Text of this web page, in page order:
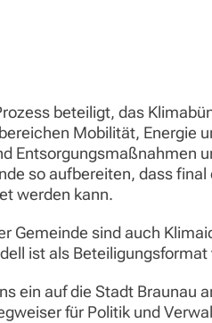
beteiligt, das
Mobilität, Energie
Entsorgungsmaßnahmen
so aufbereiten, dass
werden kann.
Gemeinde sind auch
ist als Beteiligungsformat
ein auf die Stadt
für Politik und